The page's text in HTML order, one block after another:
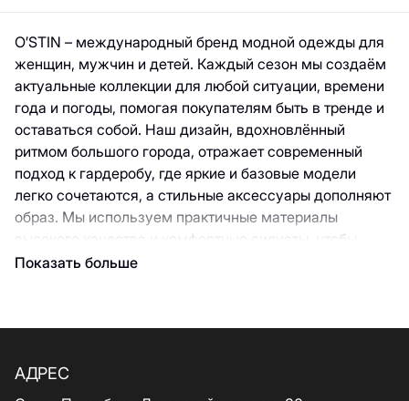
O′STIN – международный бренд модной одежды для
женщин, мужчин и детей. Каждый сезон мы создаём
актуальные коллекции для любой ситуации, времени
года и погоды, помогая покупателям быть в тренде и
оставаться собой. Наш дизайн, вдохновлённый
ритмом большого города, отражает современный
подход к гардеробу, где яркие и базовые модели
легко сочетаются, а стильные аксессуары дополняют
образ. Мы используем практичные материалы
высокого качества и комфортные силуэты, чтобы
одежда O’STIN становилась любимой. Сегодня
бесплатной примеркой и быстрой доставкой. Всегда
модный гардероб для девочек и мальчиков от 2 лет и
Показать больше
АДРЕС